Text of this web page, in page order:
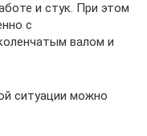
и стук. При этом
с
валом и
ситуации можно